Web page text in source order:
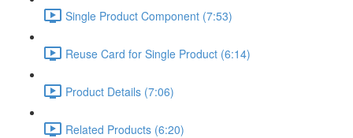
Single Product Component (7:53)
Reuse Card for Single Product (6:14)
Product Details (7:06)
Related Products (6:20)